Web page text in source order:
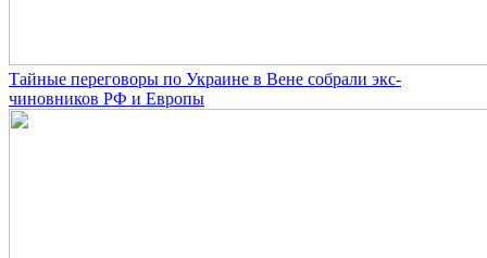
Тайные переговоры по Украине в Вене собрали экс-
чиновников РФ и Европы